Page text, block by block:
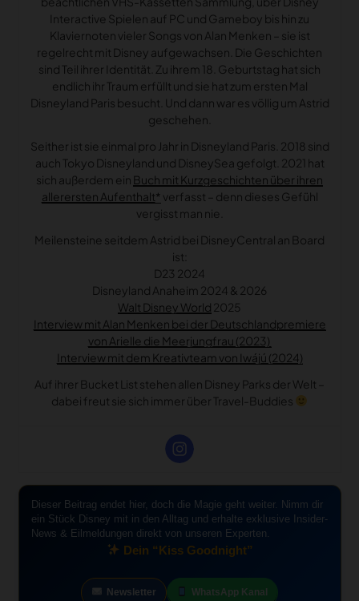
Interactive Spielen auf PC und Gameboy bis hin zu
Klaviernoten vieler Songs von Alan Menken – sie ist
regelrecht mit Disney aufgewachsen. Die Geschichten
sind Teil ihrer Identität. Zu ihrem 18. Geburtstag hat sich
endlich ihr Traum erfüllt und sie hat zum ersten Mal
Disneyland Paris besucht. Und dann war es völlig um Astrid
geschehen.
Seither ist sie einmal pro Jahr in Disneyland Paris. 2018 sind
auch Tokyo Disneyland und DisneySea gefolgt. 2021 hat
sich außerdem ein Buch mit Kurzgeschichten über ihren
allerersten Aufenthalt
verfasst – denn dieses Gefühl
vergisst man nie.
Meilensteine seitdem Astrid bei DisneyCentral an Board
ist:
D23 2024
Disneyland Anaheim 2024 & 2026
Walt Disney World 2025
Interview mit Alan Menken bei der Deutschlandpremiere
von Arielle die Meerjungfrau (2023)
Interview mit dem Kreativteam von Iwájú (2024)
Auf ihrer Bucket List stehen allen Disney Parks der Welt –
dabei freut sie sich immer über Travel-Buddies
Dieser Beitrag endet hier, doch die Magie geht weiter. Nimm dir
ein Stück Disney mit in den Alltag und erhalte exklusive Insider-
News & Eilmeldungen direkt von unseren Experten.
Dein “Kiss Goodnight”
Newsletter WhatsApp Kanal